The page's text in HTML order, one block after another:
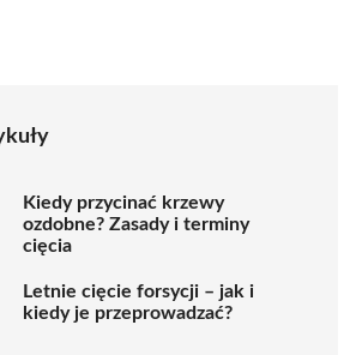
Kiedy przycinać krzewy
ozdobne? Zasady i terminy
cięcia
Letnie cięcie forsycji – jak i
kiedy je przeprowadzać?